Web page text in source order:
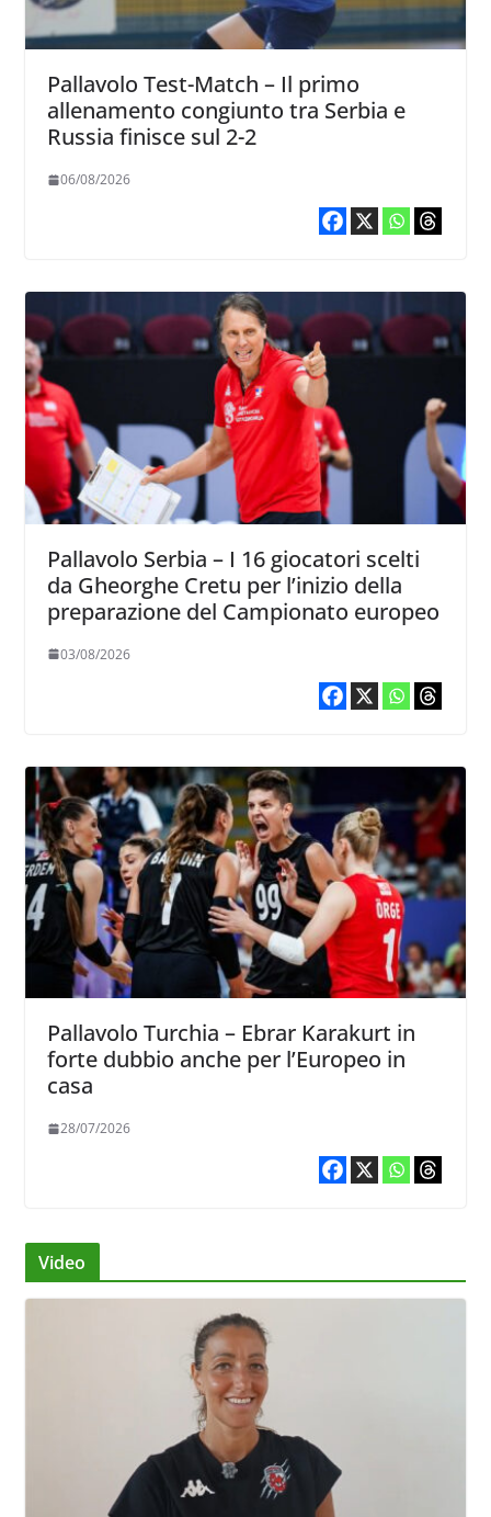
Pallavolo Test-Match – Il primo
allenamento congiunto tra Serbia e
Russia finisce sul 2-2
06/08/2026
Pallavolo Serbia – I 16 giocatori scelti
da Gheorghe Cretu per l’inizio della
preparazione del Campionato europeo
03/08/2026
Pallavolo Turchia – Ebrar Karakurt in
forte dubbio anche per l’Europeo in
casa
28/07/2026
Video